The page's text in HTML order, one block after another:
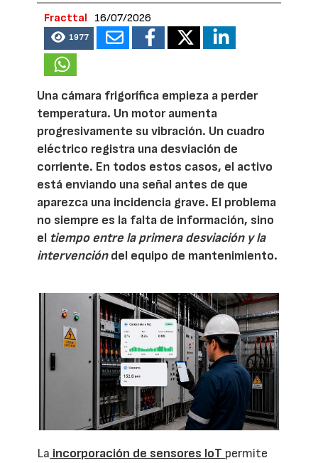
Fracttal 16/07/2026
1977
Una cámara frigorífica empieza a perder
temperatura. Un motor aumenta
progresivamente su vibración. Un cuadro
eléctrico registra una desviación de
corriente. En todos estos casos, el activo
está enviando una señal antes de que
aparezca una incidencia grave. El problema
no siempre es la falta de información, sino
el tiempo entre la primera desviación y la
intervencióndel equipo de mantenimiento.
La incorporación de sensores IoT permite